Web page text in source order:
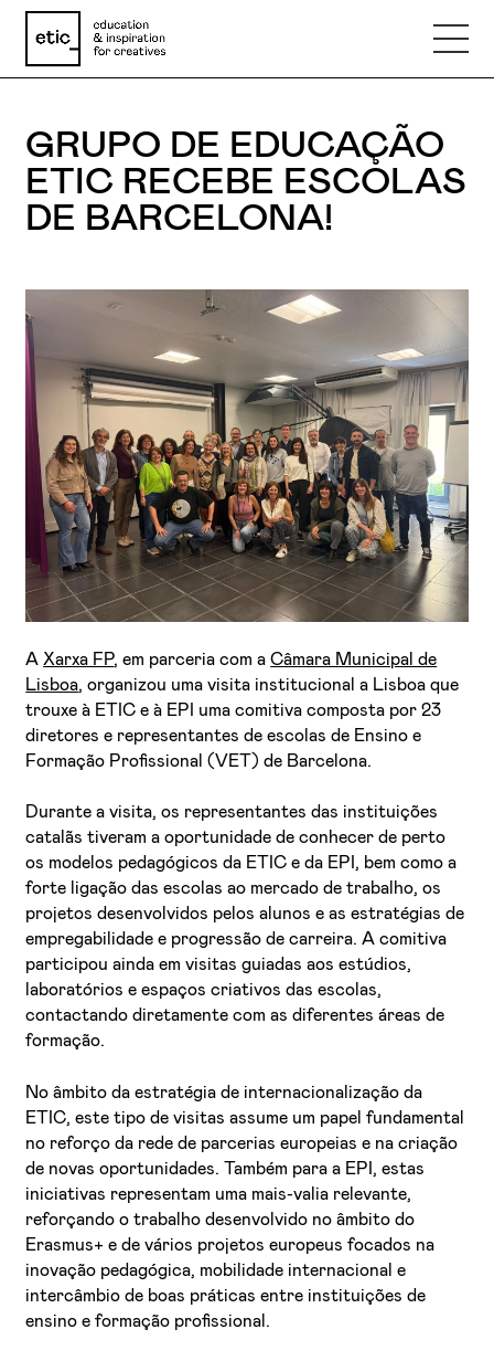
Nome
Email
Motivo
Mensagem
Li e aceito aPolítica de Privacidade
Aceito receber emails sobre novidades da ETIC
GRUPO DE EDUCAÇÃO
ETIC RECEBE ESCOLAS
DE BARCELONA!
A Xarxa FP, em parceria com aCâmara Municipal de
Lisboa, organizou uma visita institucional a Lisboa que
trouxe à ETIC e à EPI uma comitiva composta por 23
diretores e representantes de escolas de Ensino e
Formação Profissional (VET) de Barcelona.
Durante a visita, os representantes das instituições
catalãs tiveram a oportunidade de conhecer de perto
os modelos pedagógicos da ETIC e da EPI, bem como a
forte ligação das escolas ao mercado de trabalho, os
projetos desenvolvidos pelos alunos e as estratégias de
empregabilidade e progressão de carreira. A comitiva
participou ainda em visitas guiadas aos estúdios,
laboratórios e espaços criativos das escolas,
contactando diretamente com as diferentes áreas de
formação.
No âmbito da estratégia de internacionalização da
ETIC, este tipo de visitas assume um papel fundamental
no reforço da rede de parcerias europeias e na criação
de novas oportunidades. Também para a EPI, estas
iniciativas representam uma mais-valia relevante,
reforçando o trabalho desenvolvido no âmbito do
Erasmus+ e de vários projetos europeus focados na
inovação pedagógica, mobilidade internacional e
intercâmbio de boas práticas entre instituições de
ensino e formação profissional.